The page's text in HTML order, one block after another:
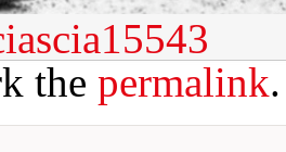
the permalink.